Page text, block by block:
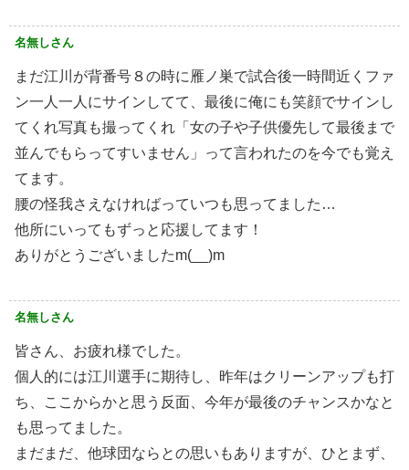
名無しさん
まだ江川が背番号８の時に雁ノ巣で試合後一時間近くファ
ン一人一人にサインしてて、最後に俺にも笑顔でサインし
てくれ写真も撮ってくれ「女の子や子供優先して最後まで
並んでもらってすいません」って言われたのを今でも覚え
てます。
腰の怪我さえなければっていつも思ってました…
他所にいってもずっと応援してます！
ありがとうございましたm(__)m
名無しさん
皆さん、お疲れ様でした。
個人的には江川選手に期待し、昨年はクリーンアップも打
ち、ここからかと思う反面、今年が最後のチャンスかなと
も思ってました。
まだまだ、他球団ならとの思いもありますが、ひとまず、